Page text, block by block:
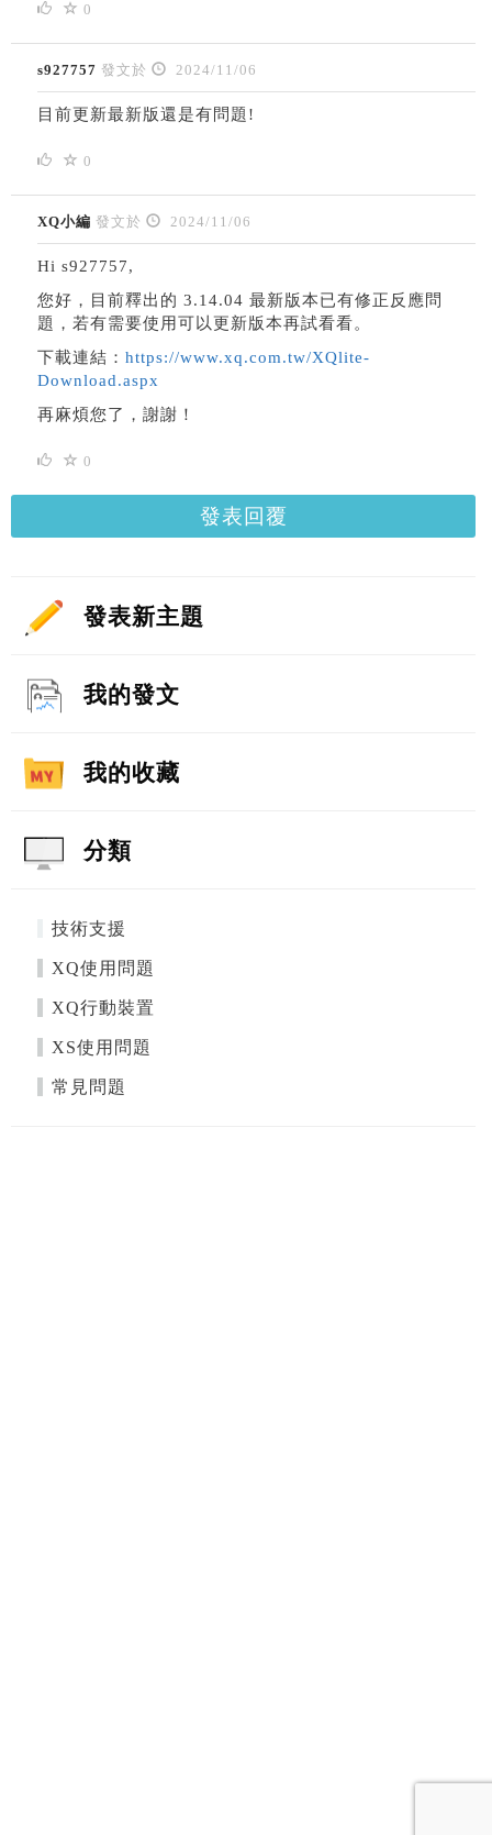
0
s927757 發文於 2024/11/06
目前更新最新版還是有問題!
0
XQ小編 發文於 2024/11/06
Hi s927757,
您好，目前釋出的 3.14.04 最新版本已有修正反應問
題，若有需要使用可以更新版本再試看看。
下載連結： https://www.xq.com.tw/XQlite-
Download.aspx
再麻煩您了，謝謝！
0
發表回覆
發表新主題
我的發文
我的收藏
分類
技術支援
XQ使用問題
XQ行動裝置
XS使用問題
常見問題